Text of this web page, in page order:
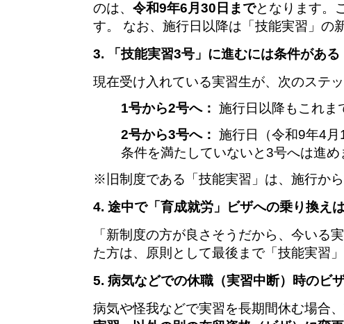
のは、令和9年6月30日までとなります。
す。 なお、施行日以降は「技能実習」の
3. 「技能実習3号」に進むには条件がある
現在受け入れている実習生が、次のステ
1号から2号へ： 施行日以降もこれま
2号から3号へ： 施行日（令和9年4
条件を満たしていないと3号へは進め
※旧制度である「技能実習」は、施行か
4. 途中で「育成就労」ビザへの乗り換え
「新制度の方が良さそうだから、今いる
た方は、原則として最後まで「技能実習
5. 病気などでの休職（実習中断）時のビ
病気や怪我などで実習を長期間休む場合